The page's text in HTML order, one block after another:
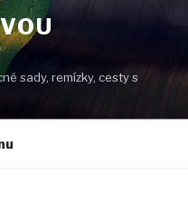
sady, remízky, cesty s